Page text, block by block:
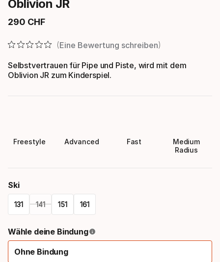
Oblivion JR
290 CHF
Endpreis
Eine Bewertung schreiben
Selbstvertrauen für Pipe und Piste, wird mit dem
Oblivion JR zum Kinderspiel.
Freestyle Advanced Fast
Medium
Radius
Ski
131 141 151 161
select
option:
Wähle deine Bindung
Ohne Bindung